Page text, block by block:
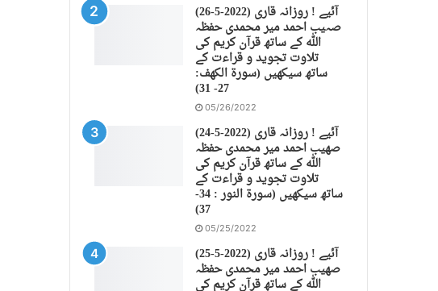
(26-5-2022) آئیے ! روزانہ قاری
صہیب احمد میر محمدی حفظہ
اللہ کے ساتھ قرآن کریم کی
تلاوت تجوید و قراءت کے
ساتھ سیکھیں (سورة الكهف:
27- 31)
05/26/2022
(24-5-2022) آئیے ! روزانہ قاری
صهیب احمد میر محمدی حفظہ
اللہ کے ساتھ قرآن کریم کی
تلاوت تجوید و قراءت کے
ساتھ سیکھیں (سورة النور : 34-
37)
05/25/2022
(25-5-2022) آئیے ! روزانہ قاری
صهیب احمد میر محمدی حفظہ
اللہ کے ساتھ قرآن کریم کی